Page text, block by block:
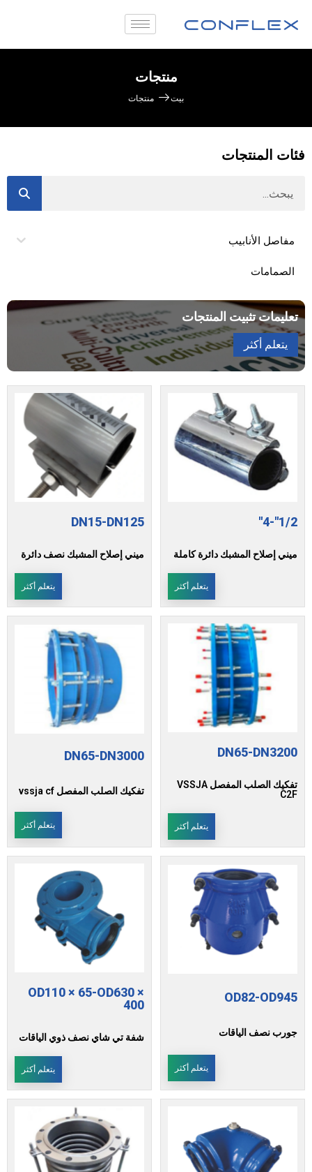
منتجات
بيت منتجات
فئات المنتجات
مفاصل الأنابيب
الصمامات
تعليمات تثبيت المنتجات
يتعلم أكثر
1/2''-4''
ميني إصلاح المشبك دائرة كاملة
يتعلم أكثر
DN15-DN125
ميني إصلاح المشبك نصف دائرة
يتعلم أكثر
DN65-DN3200
تفكيك الصلب المفصل VSSJA
C2F
يتعلم أكثر
DN65-DN3000
تفكيك الصلب المفصل vssja cf
يتعلم أكثر
OD82-OD945
جورب نصف الياقات
يتعلم أكثر
OD110 × 65-OD630 ×
400
شفة تي شاي نصف ذوي الياقات
يتعلم أكثر